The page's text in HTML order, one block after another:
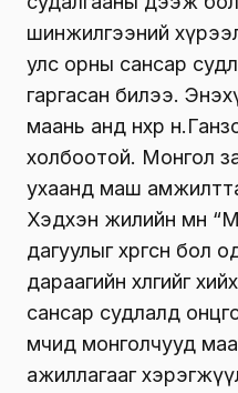
шинжилгээний
улс орны сансар
гаргасан билээ.
маань анд нөхөр
холбоотой. Монгол
ухаанд маш
Хэдхэн жилийн өмнө
дагуулыг хөөргөсөн
дараагийн хөлгийг
сансар судлалд
мөчид монголчууд
ажиллагааг